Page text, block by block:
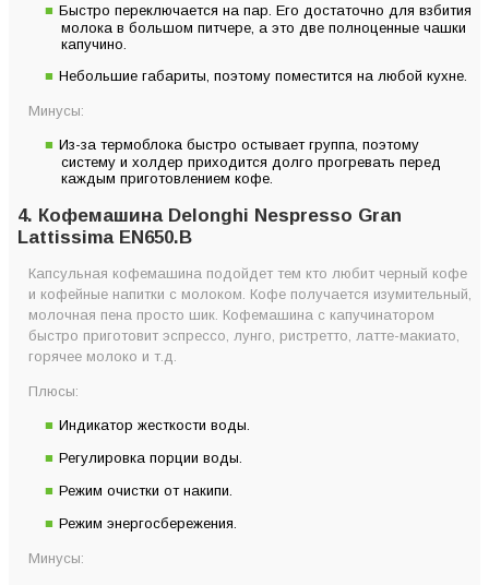
Быстро переключается на пар. Его достаточно для взбития
молока в большом питчере, а это две полноценные чашки
капучино.
Небольшие габариты, поэтому поместится на любой кухне.
Минусы:
Из-за термоблока быстро остывает группа, поэтому
систему и холдер приходится долго прогревать перед
каждым приготовлением кофе.
4. Кофемашина Delonghi Nespresso Gran
Lattissima EN650.B
Капсульная кофемашина подойдет тем кто любит черный кофе
и кофейные напитки с молоком. Кофе получается изумительный,
молочная пена просто шик. Кофемашина с капучинатором
быстро приготовит эспрессо, лунго, ристретто, латте-макиато,
горячее молоко и т.д.
Плюсы:
Индикатор жесткости воды.
Регулировка порции воды.
Режим очистки от накипи.
Режим энергосбережения.
Минусы: